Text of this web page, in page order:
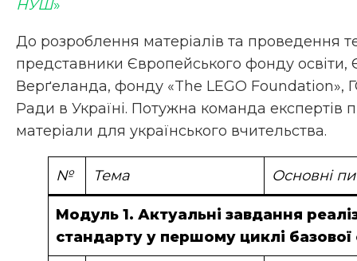
НУШ»
До розроблення матеріалів та проведення
представники Європейського фонду освіти,
Верґеланда, фонду «The LEGO Foundation»,
Ради в Україні. Потужна команда експертів
матеріали для українського вчительства.
№ Тема Основні
Модуль 1. Актуальні завдання
стандарту у першому циклі базової